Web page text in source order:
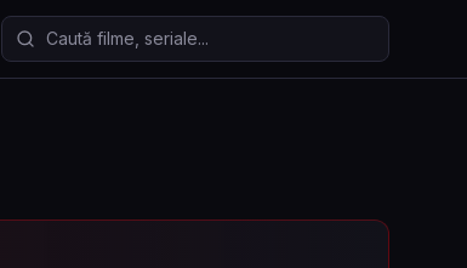
Caută filme și seriale